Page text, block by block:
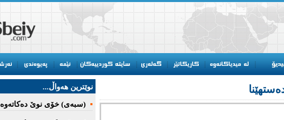
نوێترین هه‌واڵ...
(سبەى) خۆى نوێ دەکاتەوە